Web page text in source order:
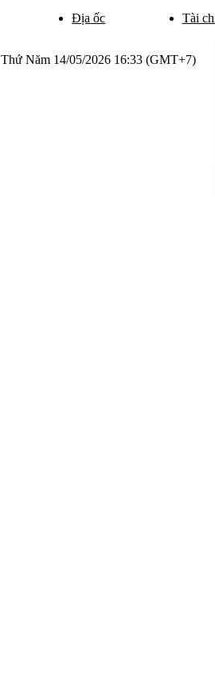
Địa ốc Tài
Thứ Năm 14/05/2026 16:33 (GMT+7)